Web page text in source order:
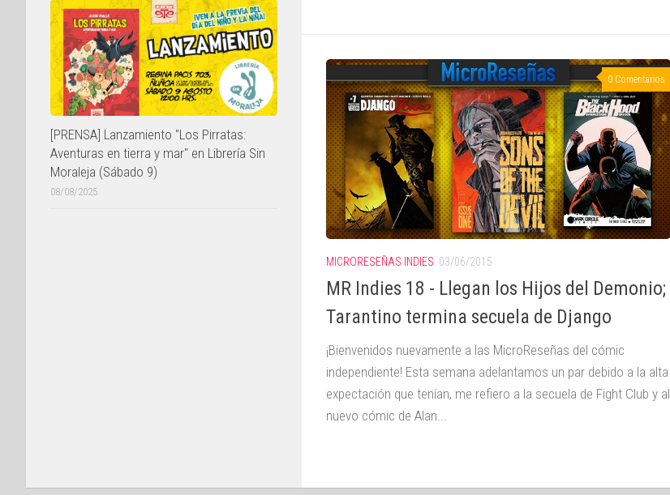
0 Comentarios
MICRORESEÑAS INDIES 03/06/2015
MR Indies 18 - Llegan los Hijos del Demonio;
Tarantino termina secuela de Django
¡Bienvenidos nuevamente a las MicroReseñas del cómic
independiente! Esta semana adelantamos un par debido a la alta
expectación que tenían, me refiero a la secuela de Fight Club y al
nuevo cómic de Alan...
[PRENSA] Lanzamiento "Los Pirratas:
Aventuras en tierra y mar" en Librería Sin
Moraleja (Sábado 9)
08/08/2025